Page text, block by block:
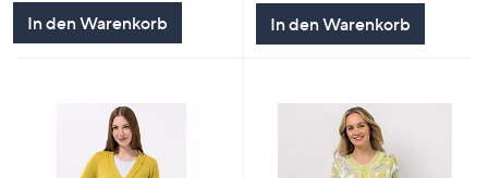
In den Warenkorb In den Warenkorb